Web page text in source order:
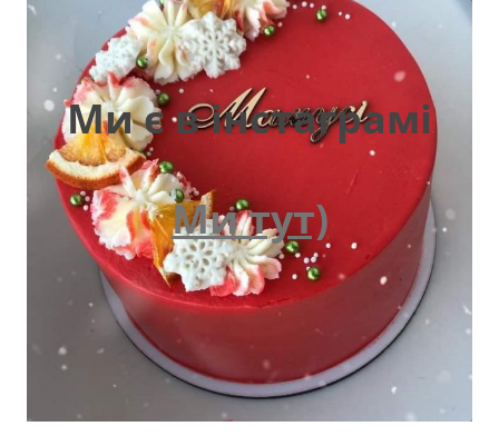
Ми є в інстаграмі
Ми тут)